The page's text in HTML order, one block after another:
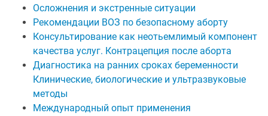
Осложнения и экстренные ситуации
Рекомендации ВОЗ по безопасному аборту
Консультирование как неотьемлимый компонент
качества услуг. Контрацепция после аборта
Диагностика на ранних сроках беременности
Клинические, биологические и ультразвуковые
методы
Международный опыт применения